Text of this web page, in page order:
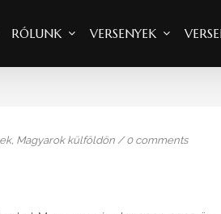
RÓLUNK VERSENYEK
, Magyarok külföldön /0 comments